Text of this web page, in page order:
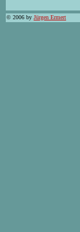
© 2006 by Jürgen Ermert